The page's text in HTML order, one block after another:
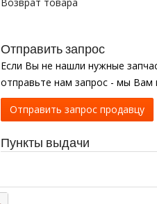
Отправить запрос
Если Вы не нашли нужные
отправьте нам запрос - мы
Отправить запрос продавцу
Пункты выдачи